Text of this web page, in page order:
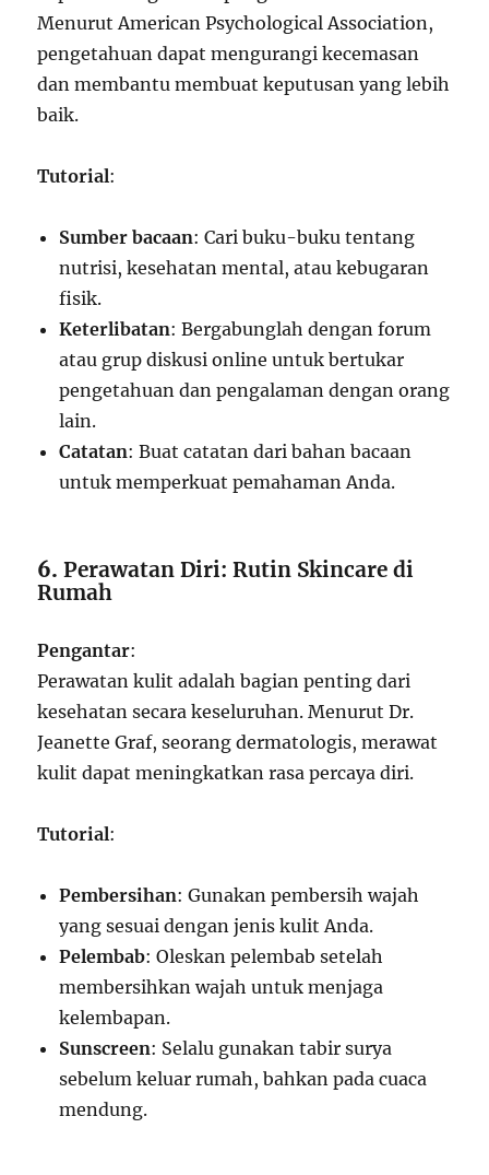
Menurut American Psychological Association,
pengetahuan dapat mengurangi kecemasan
dan membantu membuat keputusan yang lebih
baik.
Tutorial:
Sumber bacaan: Cari buku-buku tentang
nutrisi, kesehatan mental, atau kebugaran
fisik.
Keterlibatan: Bergabunglah dengan forum
atau grup diskusi online untuk bertukar
pengetahuan dan pengalaman dengan orang
lain.
Catatan: Buat catatan dari bahan bacaan
untuk memperkuat pemahaman Anda.
6.Perawatan Diri: Rutin Skincare di
Rumah
Pengantar:
Perawatan kulit adalah bagian penting dari
kesehatan secara keseluruhan. Menurut Dr.
Jeanette Graf, seorang dermatologis, merawat
kulit dapat meningkatkan rasa percaya diri.
Tutorial:
Pembersihan: Gunakan pembersih wajah
yang sesuai dengan jenis kulit Anda.
Pelembab: Oleskan pelembab setelah
membersihkan wajah untuk menjaga
kelembapan.
Sunscreen: Selalu gunakan tabir surya
sebelum keluar rumah, bahkan pada cuaca
mendung.